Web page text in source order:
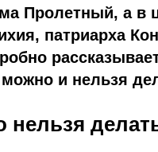
Пролетный, а в
патриарха
и нельзя
нельзя